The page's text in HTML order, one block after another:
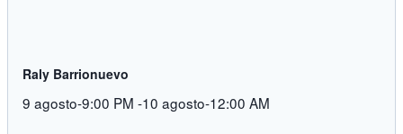
Raly Barrionuevo
9 agosto-9:00 PM -10 agosto-12:00 AM